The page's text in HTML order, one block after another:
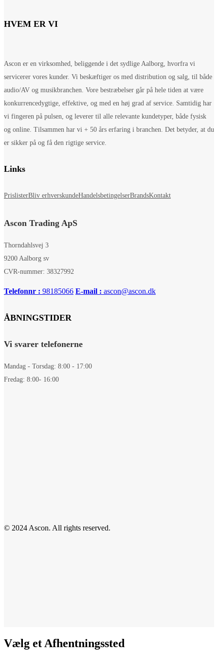
HVEM ER VI
Ascon er en virksomhed, beliggende i det sydlige Aalborg, hvorfra vi
servicerer vores kunder. Vi beskæftiger os med distribution og salg, til både
audio/AV og musikbranchen. Vore bestræbelser går på hele tiden at være
konkurrencedygtige, effektive, og med en høj grad af service. Samtidig har
vi fingeren på pulsen, og leverer til alle relevante kundetyper, både fysisk
og online. Tilsammen har vi + 50 års erfaring i branchen. Det betyder, at du
er sikker på og få den rigtige service.
Links
PrislisterBliv erhverskundeHandelsbetingelserBrandsKontakt
Ascon Trading ApS
Thorndahlsvej 3
9200 Aalborg sv
CVR-nummer: 38327992
Telefonnr : 98185066 E-mail : ascon@ascon.dk
ÅBNINGSTIDER
Vi svarer telefonerne
Mandag - Torsdag: 8:00 - 17:00
Fredag: 8:00- 16:00
© 2024 Ascon. All rights reserved.
Vælg et Afhentningssted